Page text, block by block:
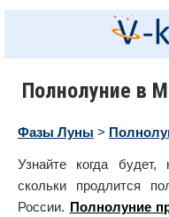
Полнолуние в
Фазы Луны >
Узнайте когда
скольки продлится
России. Полнолуние